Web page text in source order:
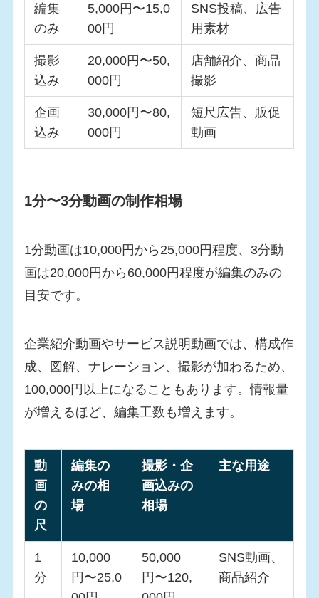
編集
のみ
5,000円〜15,0
00円
SNS投稿、広告
用素材
撮影
込み
20,000円〜50,
000円
店舗紹介、商品
撮影
企画
込み
30,000円〜80,
000円
短尺広告、販促
動画
1分〜3分動画の制作相場
1分動画は10,000円から25,000円程度、3分動
画は20,000円から60,000円程度が編集のみの
目安です。
企業紹介動画やサービス説明動画では、構成作
成、図解、ナレーション、撮影が加わるため、
100,000円以上になることもあります。情報量
が増えるほど、編集工数も増えます。
動
画
の
尺
編集の
みの相
場
撮影・企
画込みの
相場
主な用途
1
分
10,000
円〜25,0
50,000
円〜120,
SNS動画、
商品紹介